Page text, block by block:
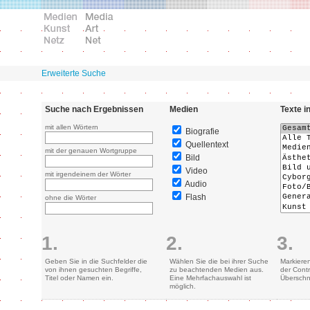
Erweiterte Suche
Suche nach Ergebnissen
mit allen Wörtern
mit der genauen Wortgruppe
mit irgendeinem der Wörter
ohne die Wörter
1.
Geben Sie in die Suchfelder die
von ihnen gesuchten Begriffe,
Titel oder Namen ein.
Medien
Biografie
Quellentext
Bild
Video
Audio
Flash
2.
Wählen Sie die bei ihrer Suche
zu beachtenden Medien aus.
Eine Mehrfachauswahl ist
möglich.
Texte in
3.
der